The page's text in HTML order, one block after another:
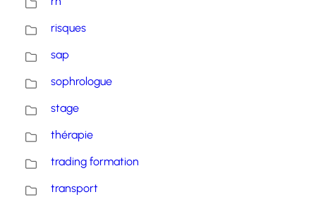
risques
sap
sophrologue
stage
thérapie
trading formation
transport